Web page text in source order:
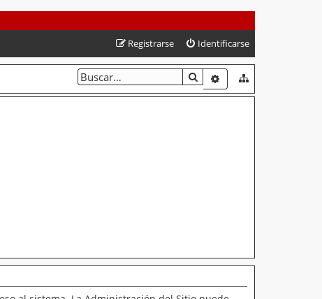
Identificarse
Registrarse
BUSCARBÚSQUEDA